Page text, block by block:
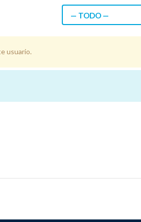
— TODO —
usuario.